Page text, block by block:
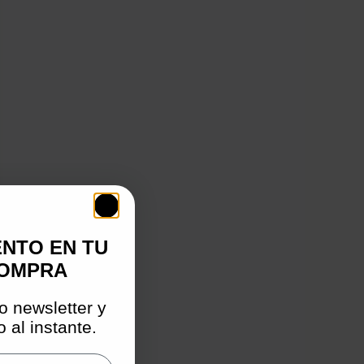
EN TU
newsletter y
al instante.